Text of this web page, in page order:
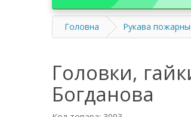
Головна Рукава
Головки,
Богданова